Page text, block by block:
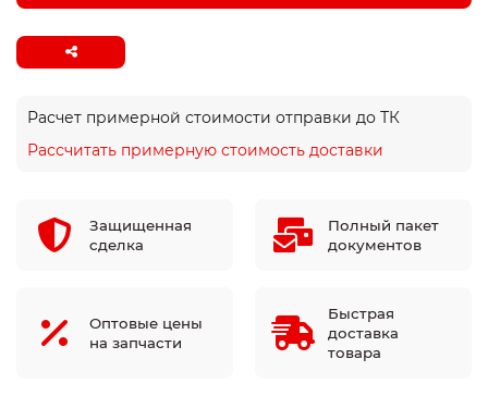
Расчет примерной стоимости отправки до ТК
Рассчитать примерную стоимость доставки
Защищенная
сделка
Полный пакет
документов
Оптовые цены
на запчасти
Быстрая
доставка
товара